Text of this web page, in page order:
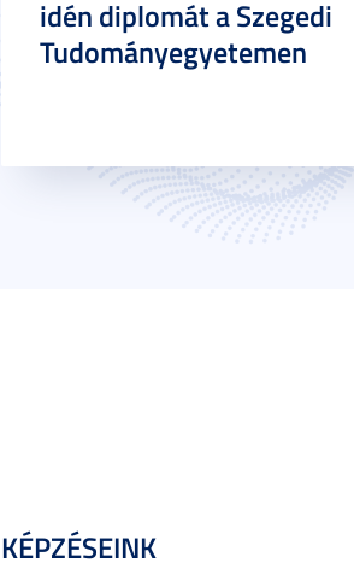
idén diplomát a Szegedi
Tudományegyetemen
KÉPZÉSEINK